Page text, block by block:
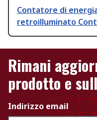
Contatore di
retroilluminato
Rimani
prodotto e
Indirizzo email